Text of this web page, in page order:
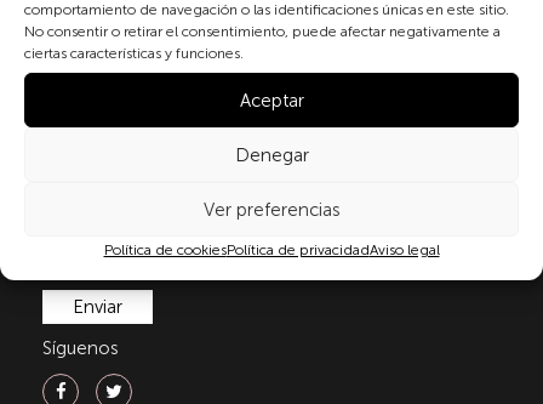
comportamiento de navegación o las identificaciones únicas en este sitio.
No consentir o retirar el consentimiento, puede afectar negativamente a
ciertas características y funciones.
Aceptar
Denegar
Ver preferencias
Política de cookiesPolítica de privacidadAviso legal
personales conforme a la normativa vigente en
materia de protección de datos personales, en
particular, de acuerdo con lo dispuesto en el
Reglamento (UE) 2016/679 del Parlamento Europeo y
del Consejo de 27 de abril de 2016 (RGPD) y la Ley
Datos Personales y garantía de los derechos
política de privacidad
Síguenos